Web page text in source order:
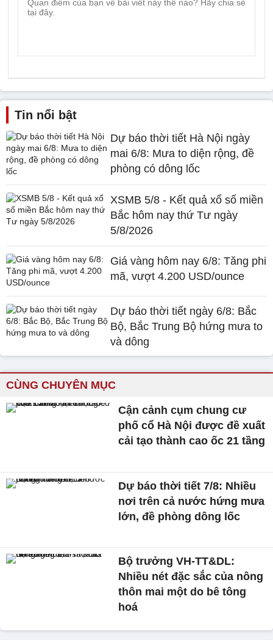
Tin nổi bật
Dự báo thời tiết Hà Nội ngày
mai 6/8: Mưa to diện rộng, đề
phòng có dông lốc
XSMB 5/8 - Kết quả xổ số miền
Bắc hôm nay thứ Tư ngày
5/8/2026
Giá vàng hôm nay 6/8: Tăng phi
mã, vượt 4.200 USD/ounce
Dự báo thời tiết ngày 6/8: Bắc
Bộ, Bắc Trung Bộ hứng mưa to
và dông
CÙNG CHUYÊN MỤC
Cận cảnh cụm chung cư
phố cổ Hà Nội được đề xuất
cải tạo thành cao ốc 21 tầng
Dự báo thời tiết 7/8: Nhiều
nơi trên cả nước hứng mưa
lớn, đề phòng dông lốc
Bộ trưởng VH-TT&DL:
Nhiều nét đặc sắc của nông
thôn mai một do bê tông
hoá